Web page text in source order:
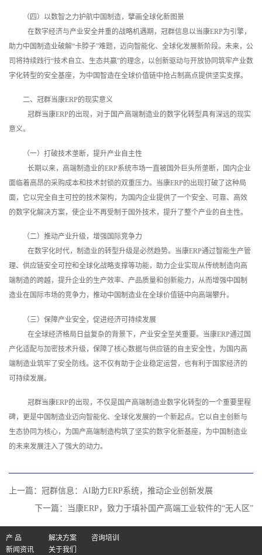
（四）以数智之力护航中国制造，擘画全球化新图景
在数字经济与产业安全并重的战略机遇期，冠群信息以当康ERP为引擎，
助力中国制造业破解“卡脖子”难题，迈向智能化、全球化发展新阶段。未来，公
司将持续践行“技术自立、生态共赢”的理念，以创新驱动与开放协同筑牢产业数
字化转型的安全基座，为中国智造在全球价值链中抢占制高点提供坚实支撑。
二、冠群当康ERP的现实意义
冠群当康ERP的出现，对于国产高端制造业的数字化转型具有深远的现实
意义。
（一）打破技术垄断，提升产业自主性
长期以来，高端制造业的ERP系统市场一直被国外巨头所垄断，国内企业
面临着高昂的采购成本和技术封锁的双重压力。当康ERP的出现打破了这种局
面，它以完全自主可控的技术架构，为国内企业提供了一个安全、可靠、高效
的数字化解决方案，使企业不再受制于国外技术，提升了整个产业的自主性。
（二）推动产业升级，增强国际竞争力
在数字化时代，制造业的转型升级是必然趋势。当康ERP通过智能生产管
理、供应链安全可控和全球化战略支撑等功能，助力企业实现从传统制造向高
端制造的跨越，提升企业的生产效率、产品质量和创新能力，从而增强中国制
造业在国际市场的竞争力，推动中国制造业在全球价值链中向高端攀升。
（三）保障产业安全，促进经济可持续发展
在全球经济格局日益复杂的背景下，产业安全至关重要。当康ERP通过国
产化适配与加密技术升级，保障了核心数据与供应链的自主安全性，为国内高
端制造业筑牢了安全防线。这不仅有助于企业稳定运营，也有利于国家经济的
可持续发展。
冠群当康ERP的出现，不仅是国产高端制造业数字化转型的一个重要里程
碑，更是中国制造业迈向智能化、全球化发展的一个新起点。它以自主创新与
生态协同为核心，为国产高端制造构筑了坚实的数字化新基座，为中国制造业
的未来发展注入了强大的动力。
上一篇： 冠群信息：AI助力ERP系统，推动企业创新发展
下一篇：
当康ERP，致力于填补国产高端工业软件的“无人区”
产 品 解决方案
咨询培训
新闻资讯
关于我们